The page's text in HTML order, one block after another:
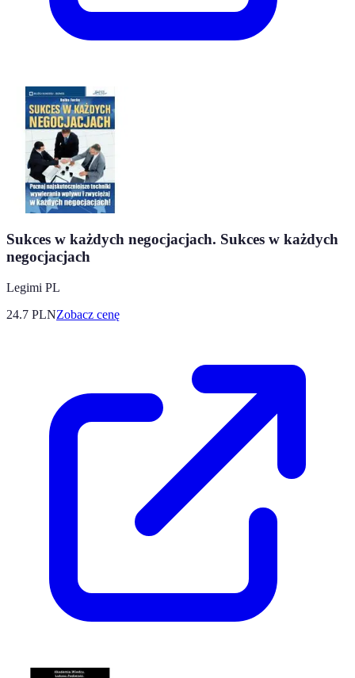
Sukces w każdych negocjacjach. Sukces w każdych
negocjacjach
Legimi PL
24.7 PLNZobacz cenę